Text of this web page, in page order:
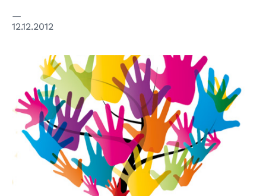
12.12.2012